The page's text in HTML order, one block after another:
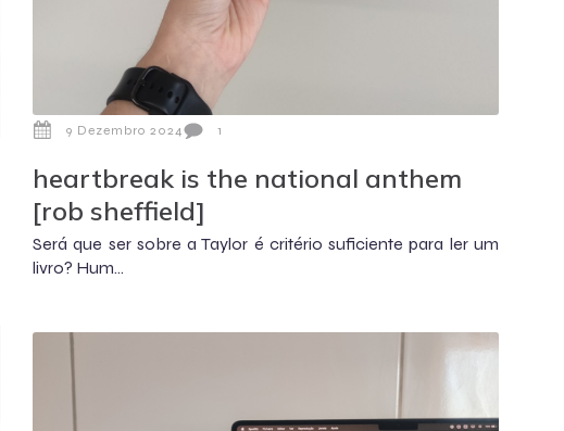
9 Dezembro 2024 1
heartbreak is the national anthem
[rob sheffield]
Será que ser sobre a Taylor é critério suficiente para ler um
livro? Hum...